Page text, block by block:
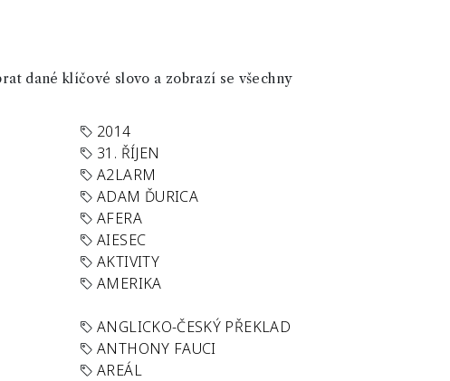
dané klíčové slovo a zobrazí se všechny
2014
31. ŘÍJEN
A2LARM
ADAM ĎURICA
AFERA
AIESEC
AKTIVITY
AMERIKA
ANGLICKO-ČESKÝ PŘEKLAD
ANTHONY FAUCI
AREÁL